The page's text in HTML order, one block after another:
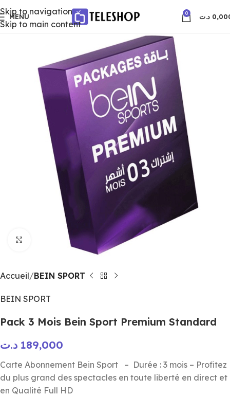
Skip to navigation
Skip to main content
MENU 0 د.ت
Click to enlarge
Accueil BEIN SPORT
BEIN SPORT
Pack 3 Mois Bein Sport Premium Standard
189,000 د.ت
Carte Abonnement Bein Sport – Durée : 3 mois – Profitez
du plus grand des spectacles en toute liberté en direct et
en Qualité Full HD